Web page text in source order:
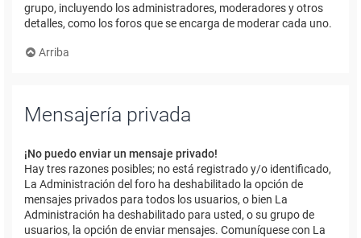
grupo, incluyendo los administradores, moderadores y otros
detalles, como los foros que se encarga de moderar cada uno.
Arriba
Mensajería privada
¡No puedo enviar un mensaje privado!
Hay tres razones posibles; no está registrado y/o identificado,
La Administración del foro ha deshabilitado la opción de
mensajes privados para todos los usuarios, o bien La
Administración ha deshabilitado para usted, o su grupo de
usuarios, la opción de enviar mensajes. Comuníquese con La